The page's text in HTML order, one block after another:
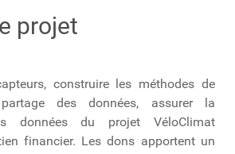
projet
construire les méthodes de
des données, assurer la
données du projet VéloClimat
financier. Les dons apportent un